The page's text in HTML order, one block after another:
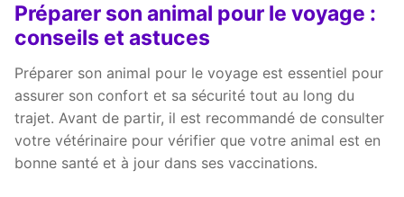
Préparer son animal pour le voyage :
conseils et astuces
Préparer son animal pour le voyage est essentiel pour
assurer son confort et sa sécurité tout au long du
trajet. Avant de partir, il est recommandé de consulter
votre vétérinaire pour vérifier que votre animal est en
bonne santé et à jour dans ses vaccinations.